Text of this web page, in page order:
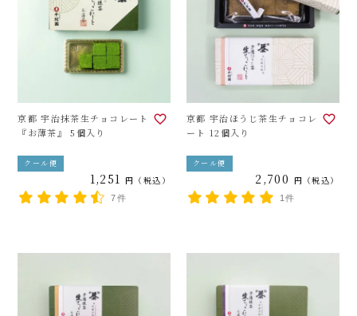
京都 宇治抹茶生チョコレート
『お薄茶』 5個入り
クール便
1,251 税込
7件
京都 宇治ほうじ茶生チョコレ
ート 12個入り
クール便
2,700 税込
1件